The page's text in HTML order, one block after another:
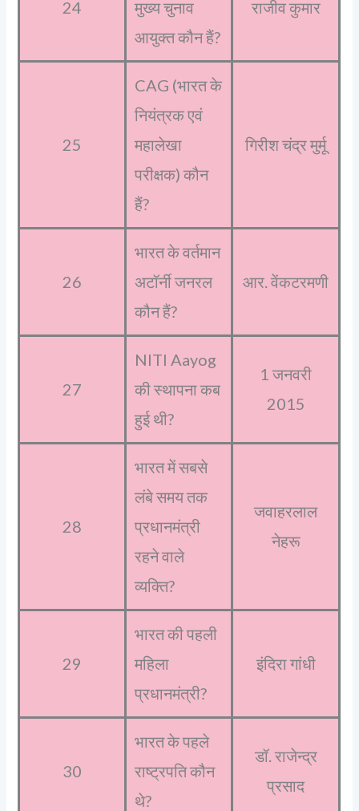
24
मुख्य चुनाव
आयुक्त कौन हैं?
राजीव कुमार
25
CAG (भारत के
नियंत्रक एवं
महालेखा
परीक्षक) कौन
हैं?
गिरीश चंद्र मुर्मू
26
भारत के वर्तमान
अटॉर्नी जनरल
कौन हैं?
आर. वेंकटरमणी
27
NITI Aayog
की स्थापना कब
हुई थी?
1 जनवरी
2015
28
भारत में सबसे
लंबे समय तक
प्रधानमंत्री
रहने वाले
व्यक्ति?
जवाहरलाल
नेहरू
29
भारत की पहली
महिला
प्रधानमंत्री?
इंदिरा गांधी
30
भारत के पहले
राष्ट्रपति कौन
थे?
डॉ. राजेन्द्र
प्रसाद